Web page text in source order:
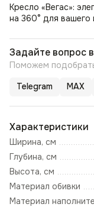
Кресло «Вегас»:
на 360° для вашего
Задайте вопрос
Поможем
Telegram MAX
Характеристики
Ширина, см
Глубина, см
Высота, см
Материал обивки
Материал